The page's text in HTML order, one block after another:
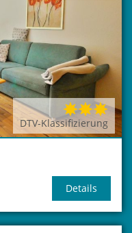
DTV-Klassifizierung
Details